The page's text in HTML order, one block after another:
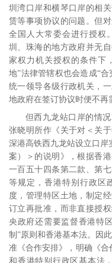
圳湾口岸和横琴口岸的相
赁等事项协议的问题。但
全国人大常委会进行授权
圳、珠海的地方政府并无
家权力机关授权的条件下
地”法律管辖权也会造成“合
统一领导各级行政机关，
地政府在签订协议时便不再
但西九龙站口岸的情
张晓明所作《关于对＜关
深港高铁西九龙站设立口岸
案）＞的说明》，根据香
一百五十四条第二款、第
等规定，香港特别行政区
度，管理特区土地，制定
订立再批准，而非直接授
央政府还需要监督香港特
制”原则和香港基本法。因
准《合作安排》，明确《合
和香港特别行政区基本法